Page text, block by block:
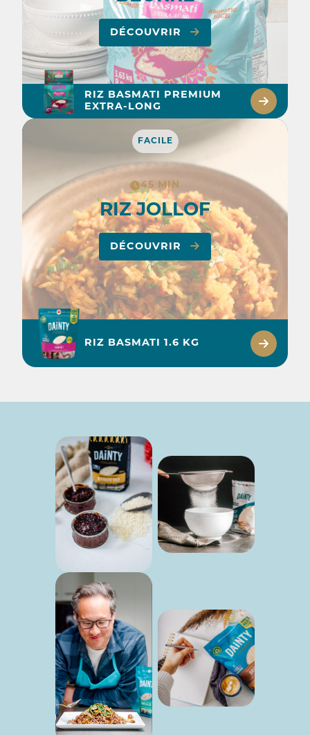
DÉCOUVRIR
RIZ BASMATI PREMIUM
EXTRA-LONG
FACILE
45 MIN
RIZ JOLLOF
DÉCOUVRIR
RIZ BASMATI 1.6 KG